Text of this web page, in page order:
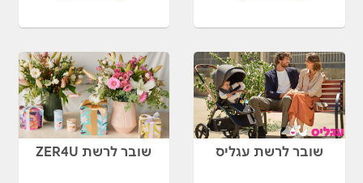
שובר לרשת עגליס שובר לרשת ZER4U